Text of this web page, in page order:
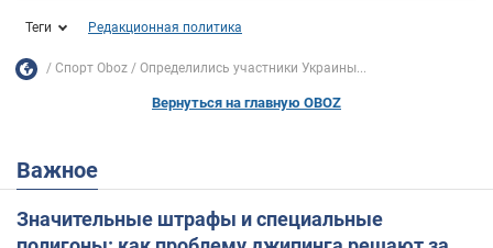
Теги Редакционная политика
Спорт Oboz Определились участники Украины...
Вернуться на главную OBOZ
Важное
Значительные штрафы и специальные